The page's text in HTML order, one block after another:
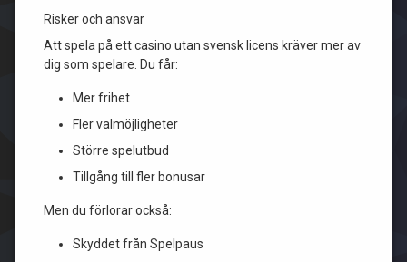
Risker och ansvar
Att spela på ett casino utan svensk licens kräver mer av
dig som spelare. Du får:
Mer frihet
Fler valmöjligheter
Större spelutbud
Tillgång till fler bonusar
Men du förlorar också:
Skyddet från Spelpaus